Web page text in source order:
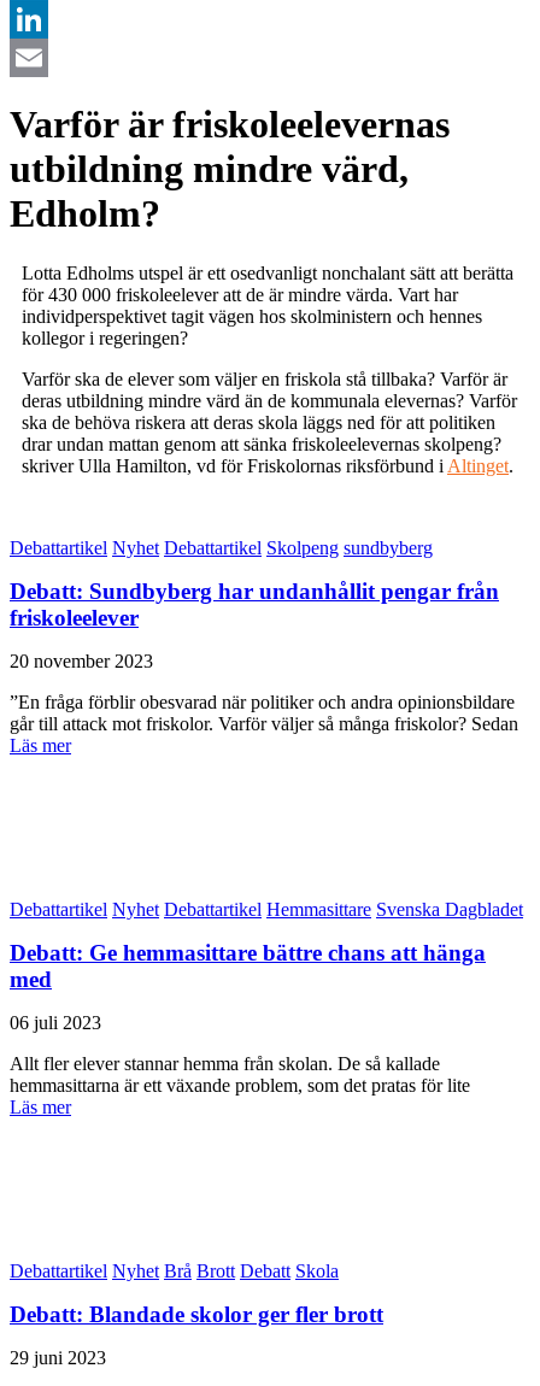
Twitter
LinkedIn
Varför är friskoleelevernas
utbildning mindre värd,
Edholm?
Lotta Edholms utspel är ett osedvanligt nonchalant sätt att berätta
för 430 000 friskoleelever att de är mindre värda. Vart har
individperspektivet tagit vägen hos skolministern och hennes
kollegor i regeringen?
Varför ska de elever som väljer en friskola stå tillbaka? Varför är
deras utbildning mindre värd än de kommunala elevernas? Varför
ska de behöva riskera att deras skola läggs ned för att politiken
drar undan mattan genom att sänka friskoleelevernas skolpeng?
skriver Ulla Hamilton, vd för Friskolornas riksförbund i Altinget.
Debattartikel Nyhet Debattartikel Skolpeng sundbyberg
Debatt: Sundbyberg har undanhållit pengar från
friskoleelever
20 november 2023
”En fråga förblir obesvarad när politiker och andra opinionsbildare
går till attack mot friskolor. Varför väljer så många friskolor? Sedan
Läs mer
Debattartikel Nyhet Debattartikel Hemmasittare Svenska Dagbladet
Debatt: Ge hemmasittare bättre chans att hänga
med
06 juli 2023
Allt fler elever stannar hemma från skolan. De så kallade
hemmasittarna är ett växande problem, som det pratas för lite
Läs mer
Debattartikel Nyhet Brå Brott Debatt Skola
Debatt: Blandade skolor ger fler brott
29 juni 2023